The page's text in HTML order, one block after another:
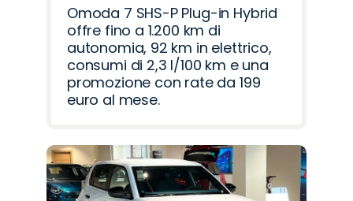
Omoda 7 SHS-P Plug-in Hybrid
offre fino a 1.200 km di
autonomia, 92 km in elettrico,
consumi di 2,3 l/100 km e una
promozione con rate da 199
euro al mese.